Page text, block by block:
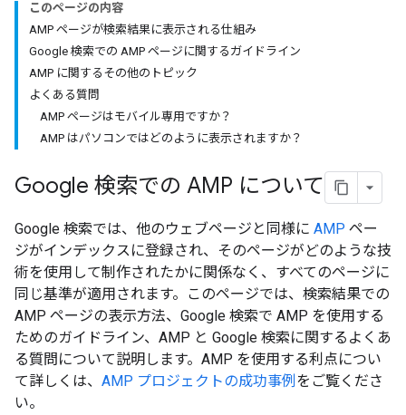
このページの内容
AMP ページが検索結果に表示される仕組み
Google 検索での AMP ページに関するガイドライン
AMP に関するその他のトピック
よくある質問
AMP ページはモバイル専用ですか？
AMP はパソコンではどのように表示されますか？
Google 検索での AMP について
Google 検索では、他のウェブページと同様に AMP ペー
ジがインデックスに登録され、そのページがどのような技
術を使用して制作されたかに関係なく、すべてのページに
同じ基準が適用されます。このページでは、検索結果での
AMP ページの表示方法、Google 検索で AMP を使用する
ためのガイドライン、AMP と Google 検索に関するよくあ
る質問について説明します。AMP を使用する利点につい
て詳しくは、 AMP プロジェクトの成功事例 をご覧くださ
い。